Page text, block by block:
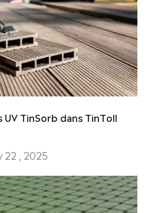
UV TinSorb dans TinToll
22 , 2025